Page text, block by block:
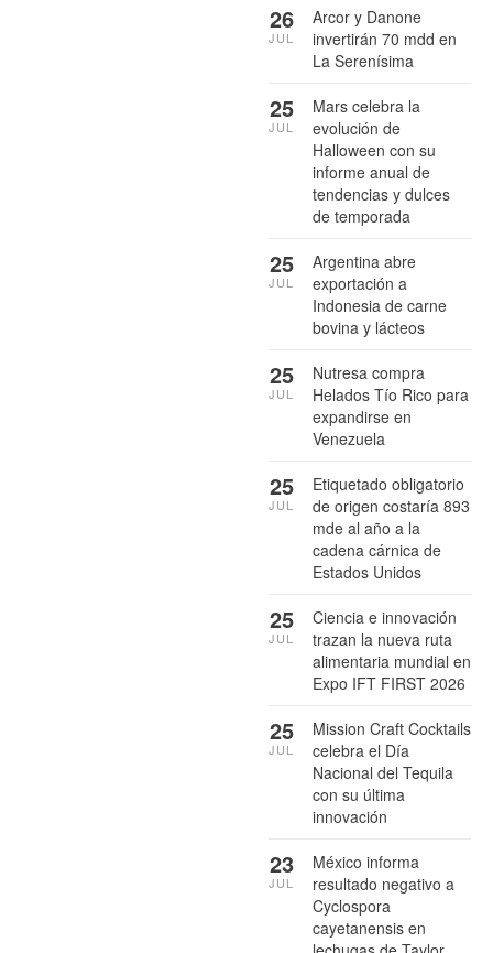
Arcor y Danone
invertirán 70 mdd en
La Serenísima
26
JUL
Mars celebra la
evolución de
Halloween con su
informe anual de
tendencias y dulces
de temporada
25
JUL
Argentina abre
exportación a
Indonesia de carne
bovina y lácteos
25
JUL
Nutresa compra
Helados Tío Rico para
expandirse en
Venezuela
25
JUL
Etiquetado obligatorio
de origen costaría 893
mde al año a la
cadena cárnica de
Estados Unidos
25
JUL
Ciencia e innovación
trazan la nueva ruta
alimentaria mundial en
Expo IFT FIRST 2026
25
JUL
Mission Craft Cocktails
celebra el Día
Nacional del Tequila
con su última
innovación
25
JUL
México informa
resultado negativo a
Cyclospora
cayetanensis en
23
JUL